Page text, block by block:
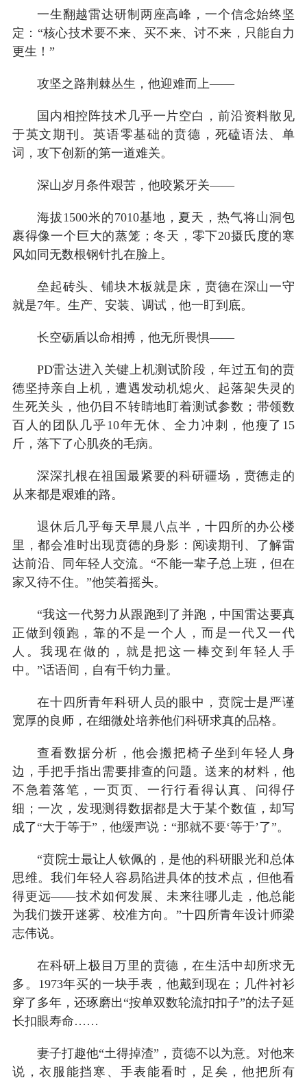
一生翻越雷达研制两座高峰，一个信念始终坚
定：“核心技术要不来、买不来、讨不来，只能自力
更生！”
攻坚之路荆棘丛生，他迎难而上——
国内相控阵技术几乎一片空白，前沿资料散见
于英文期刊。英语零基础的贲德，死磕语法、单
词，攻下创新的第一道难关。
深山岁月条件艰苦，他咬紧牙关——
海拔1500米的7010基地，夏天，热气将山洞包
裹得像一个巨大的蒸笼；冬天，零下20摄氏度的寒
风如同无数根钢针扎在脸上。
垒起砖头、铺块木板就是床，贲德在深山一守
就是7年。生产、安装、调试，他一盯到底。
长空砺盾以命相搏，他无所畏惧——
PD雷达进入关键上机测试阶段，年过五旬的贲
德坚持亲自上机，遭遇发动机熄火、起落架失灵的
生死关头，他仍目不转睛地盯着测试参数；带领数
百人的团队几乎10年无休、全力冲刺，他瘦了15
斤，落下了心肌炎的毛病。
深深扎根在祖国最紧要的科研疆场，贲德走的
从来都是艰难的路。
退休后几乎每天早晨八点半，十四所的办公楼
里，都会准时出现贲德的身影：阅读期刊、了解雷
达前沿、同年轻人交流。“不能一辈子总上班，但在
家又待不住。”他笑着摇头。
“我这一代努力从跟跑到了并跑，中国雷达要真
正做到领跑，靠的不是一个人，而是一代又一代
人。我现在做的，就是把这一棒交到年轻人手
中。”话语间，自有千钧力量。
在十四所青年科研人员的眼中，贲院士是严谨
宽厚的良师，在细微处培养他们科研求真的品格。
查看数据分析，他会搬把椅子坐到年轻人身
边，手把手指出需要排查的问题。送来的材料，他
不急着落笔，一页页、一行行看得认真、问得仔
细；一次，发现测得数据都是大于某个数值，却写
成了“大于等于”，他缓声说：“那就不要‘等于’了”。
“贲院士最让人钦佩的，是他的科研眼光和总体
思维。我们年轻人容易陷进具体的技术点，但他看
得更远——技术如何发展、未来往哪儿走，他总能
为我们拨开迷雾、校准方向。”十四所青年设计师梁
志伟说。
在科研上极目万里的贲德，在生活中却所求无
多。1973年买的一块手表，他戴到现在；几件衬衫
穿了多年，还琢磨出“按单双数轮流扣扣子”的法子延
长扣眼寿命……
妻子打趣他“土得掉渣”，贲德不以为意。对他来
说，衣服能挡寒、手表能看时，足矣，他把所有